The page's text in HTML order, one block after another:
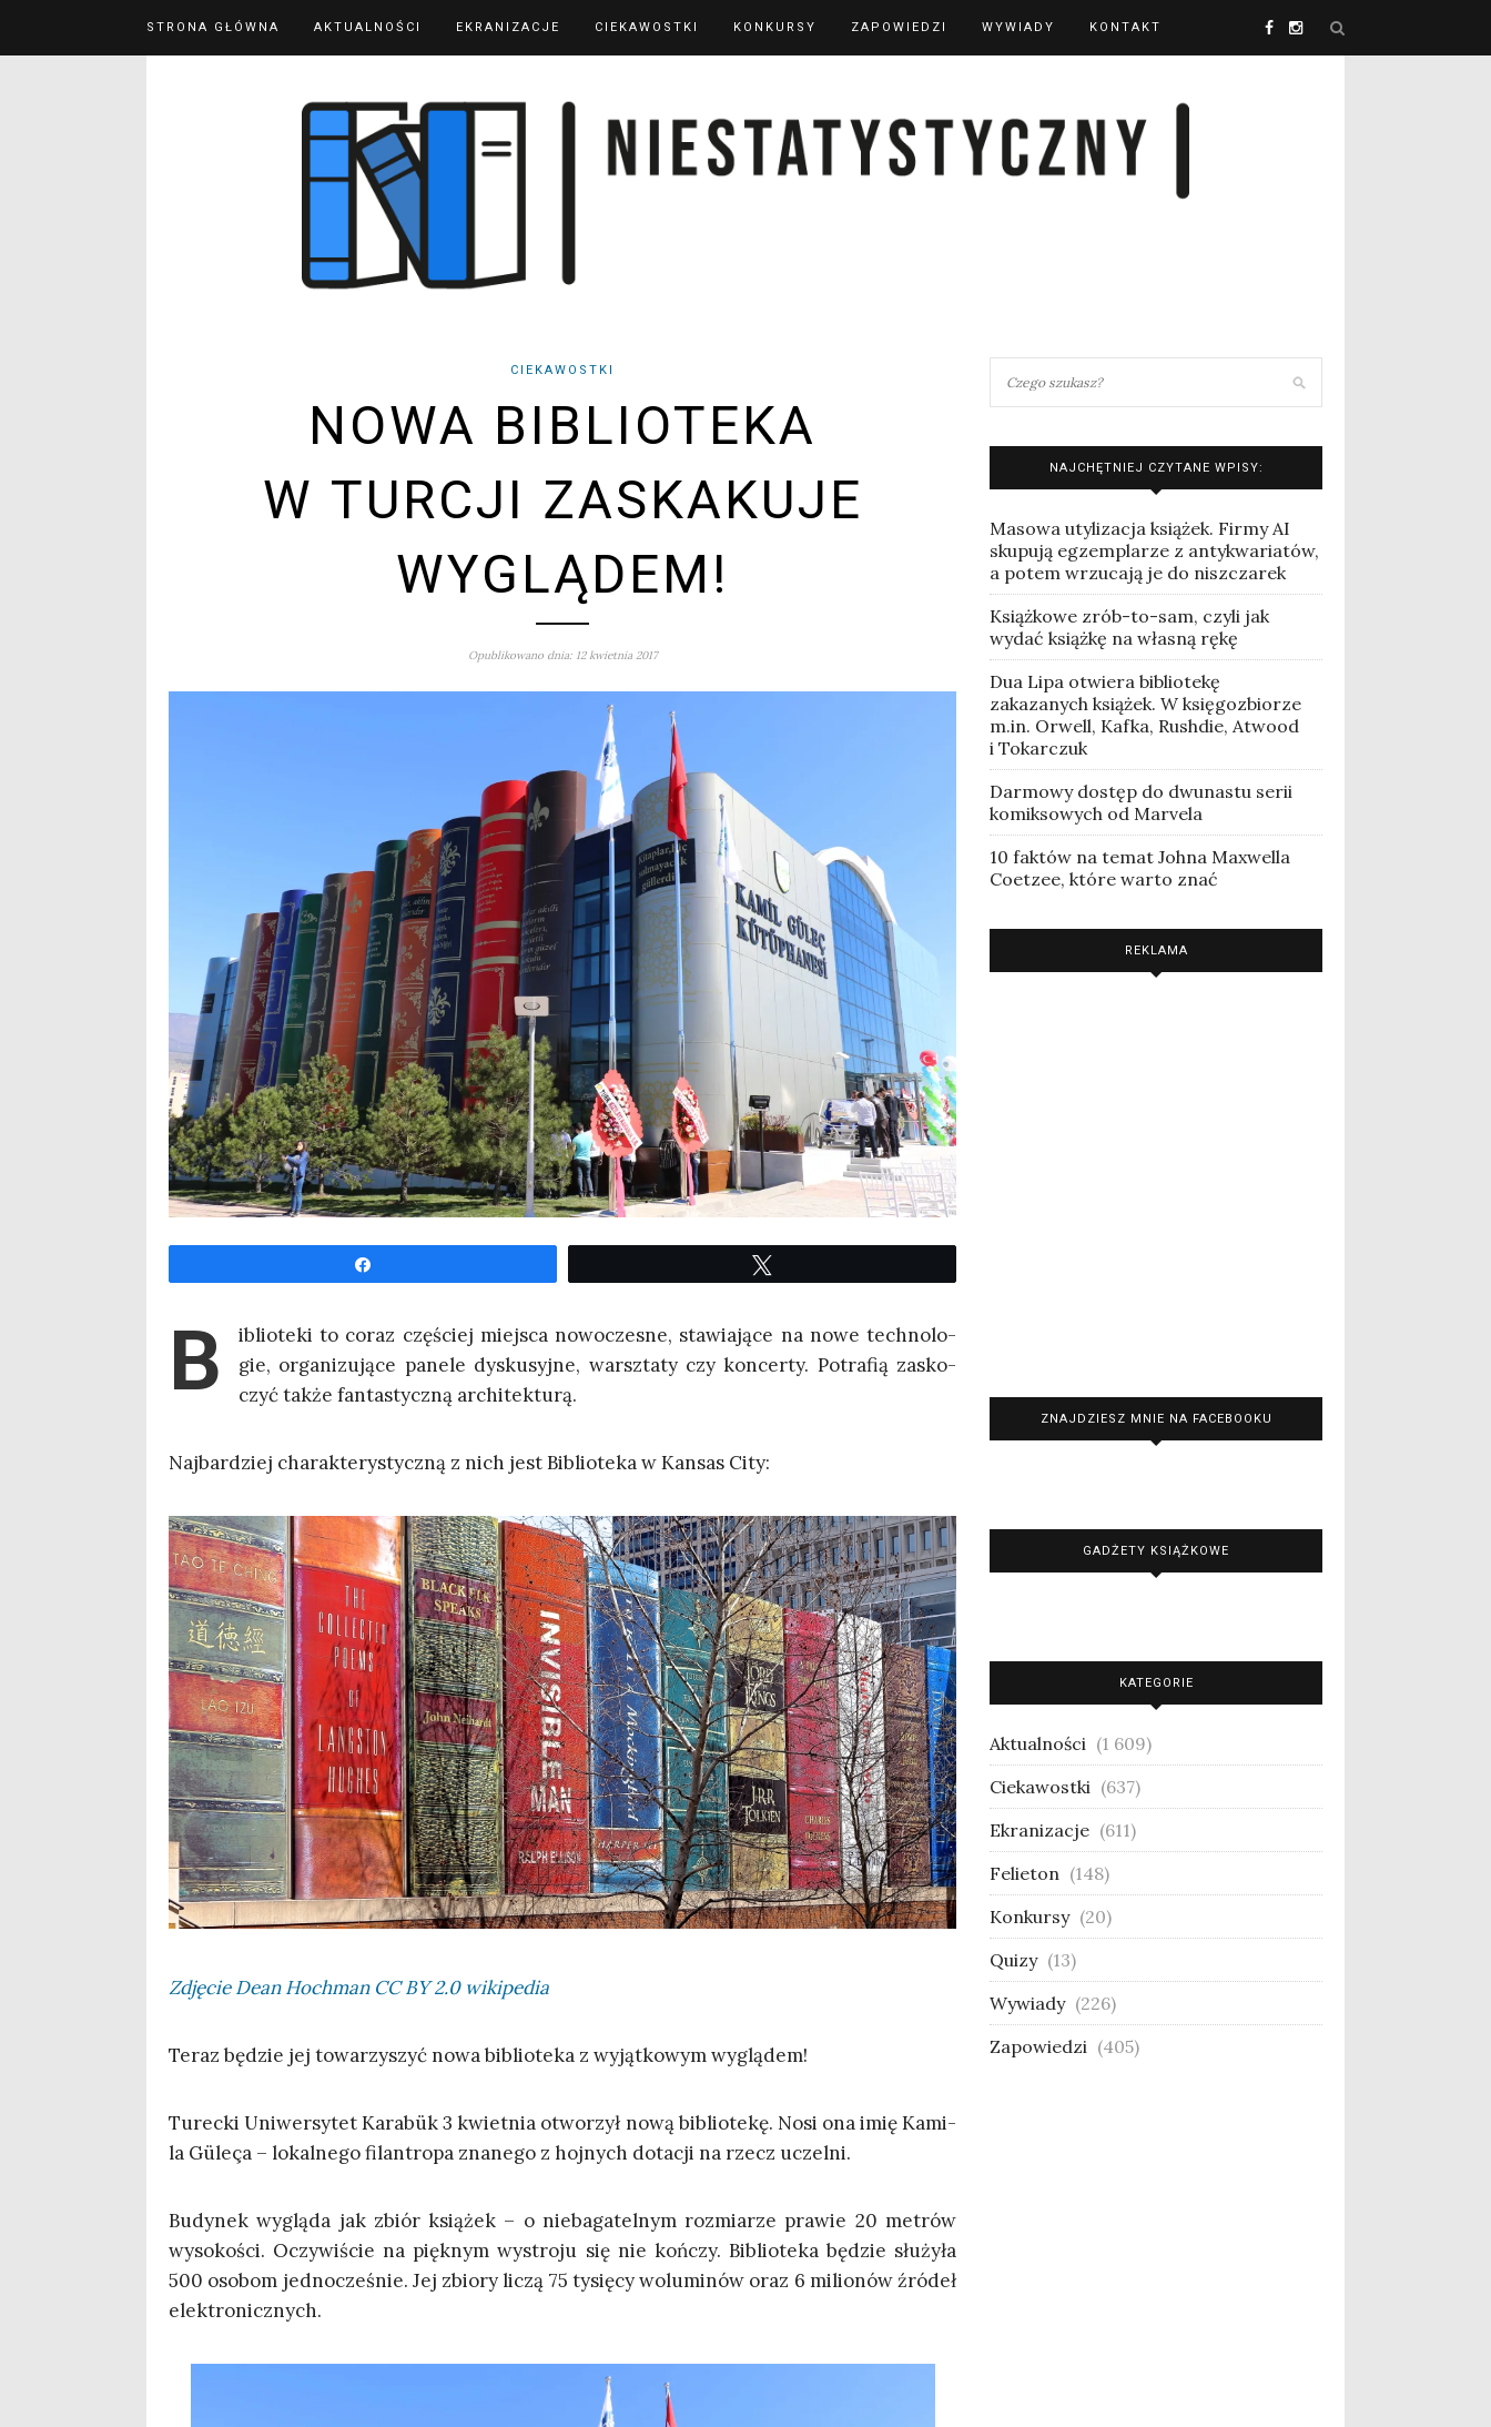
STRONA GŁÓWNA AKTUALNOŚCI EKRANIZACJE CIEKAWOSTKI KONKURSY ZAPOWIEDZI WYWIADY KONTAKT
CIEKAWOSTKI
NOWA BIBLIOTEKA
W TURCJI ZASKAKUJE
WYGLĄDEM!
Opublikowano dnia: 12 kwietnia 2017
B
iblio­te­ki to coraz czę­ściej miej­sca nowo­cze­sne, sta­wia­ją­ce na nowe tech­no­lo­
gie, orga­ni­zu­ją­ce pane­le dys­ku­syj­ne, warsz­ta­ty czy kon­cer­ty. Potra­fią zasko­
czyć tak­że fan­ta­stycz­ną architekturą.
Naj­bar­dziej cha­rak­te­ry­stycz­ną z nich jest Biblio­te­ka w Kan­sas City:
Zdję­cie Dean Hoch­man CC BY 2.0 wikipedia
Teraz będzie jej towa­rzy­szyć nowa biblio­te­ka z wyjąt­ko­wym wyglądem!
Turec­ki Uni­wer­sy­tet Kara­bük 3 kwiet­nia otwo­rzył nową biblio­te­kę. Nosi ona imię Kami­
la Güle­ça – lokal­ne­go filan­tro­pa zna­ne­go z hoj­nych dota­cji na rzecz uczelni.
Budy­nek wyglą­da jak zbiór ksią­żek – o nie­ba­ga­tel­nym roz­mia­rze pra­wie 20 metrów
wyso­ko­ści. Oczy­wi­ście na pięk­nym wystro­ju się nie koń­czy. Biblio­te­ka będzie słu­ży­ła
500 oso­bom jed­no­cze­śnie. Jej zbio­ry liczą 75 tysię­cy wolu­mi­nów oraz 6 milio­nów źró­deł
elektronicznych.
NAJCHĘTNIEJ CZYTANE WPISY:
Masowa utylizacja książek. Firmy AI
skupują egzemplarze z antykwariatów,
a potem wrzucają je do niszczarek
Książkowe zrób-to-sam, czyli jak
wydać książkę na własną rękę
Dua Lipa otwiera bibliotekę
zakazanych książek. W księgozbiorze
m.in. Orwell, Kafka, Rushdie, Atwood
i Tokarczuk
Darmowy dostęp do dwunastu serii
komiksowych od Marvela
10 faktów na temat Johna Maxwella
Coetzee, które warto znać
REKLAMA
ZNAJDZIESZ MNIE NA FACEBOOKU
GADŻETY KSIĄŻKOWE
KATEGORIE
Aktualności (1 609)
Ciekawostki (637)
Ekranizacje (611)
Felieton (148)
Konkursy (20)
Quizy (13)
Wywiady (226)
Zapowiedzi (405)